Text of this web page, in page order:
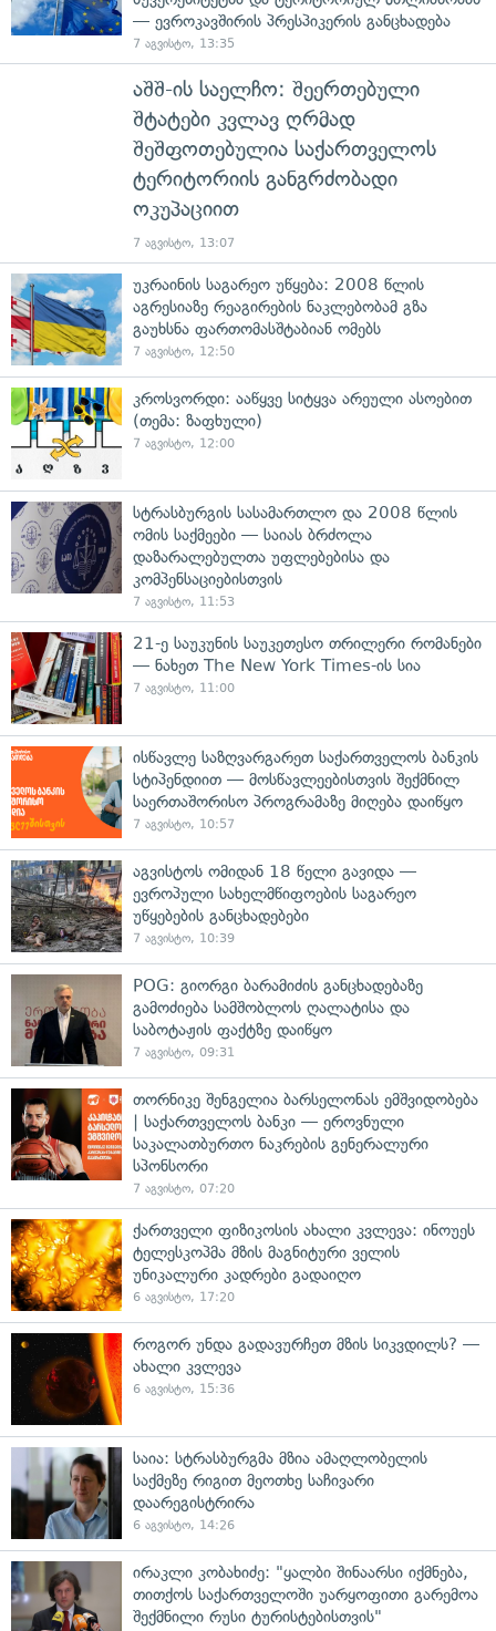
— ევროკავშირის პრესპიკერის განცხადება
7 აგვისტო, 13:35
აშშ-ის საელჩო: შეერთებული
შტატები კვლავ ღრმად
შეშფოთებულია საქართველოს
ტერიტორიის განგრძობადი
ოკუპაციით
7 აგვისტო, 13:07
უკრაინის საგარეო უწყება: 2008 წლის
აგრესიაზე რეაგირების ნაკლებობამ გზა
გაუხსნა ფართომასშტაბიან ომებს
7 აგვისტო, 12:50
კროსვორდი: ააწყვე სიტყვა არეული ასოებით
(თემა: ზაფხული)
7 აგვისტო, 12:00
სტრასბურგის სასამართლო და 2008 წლის
ომის საქმეები — საიას ბრძოლა
დაზარალებულთა უფლებებისა და
კომპენსაციებისთვის
7 აგვისტო, 11:53
21-ე საუკუნის საუკეთესო თრილერი რომანები
— ნახეთ The New York Times-ის სია
7 აგვისტო, 11:00
ისწავლე საზღვარგარეთ საქართველოს ბანკის
სტიპენდიით — მოსწავლეებისთვის შექმნილ
საერთაშორისო პროგრამაზე მიღება დაიწყო
7 აგვისტო, 10:57
აგვისტოს ომიდან 18 წელი გავიდა —
ევროპული სახელმწიფოების საგარეო
უწყებების განცხადებები
7 აგვისტო, 10:39
POG: გიორგი ბარამიძის განცხადებაზე
გამოძიება სამშობლოს ღალატისა და
საბოტაჟის ფაქტზე დაიწყო
7 აგვისტო, 09:31
თორნიკე შენგელია ბარსელონას ემშვიდობება
| საქართველოს ბანკი — ეროვნული
საკალათბურთო ნაკრების გენერალური
სპონსორი
7 აგვისტო, 07:20
ქართველი ფიზიკოსის ახალი კვლევა: ინოუეს
ტელესკოპმა მზის მაგნიტური ველის
უნიკალური კადრები გადაიღო
6 აგვისტო, 17:20
როგორ უნდა გადავურჩეთ მზის სიკვდილს? —
ახალი კვლევა
6 აგვისტო, 15:36
საია: სტრასბურგმა მზია ამაღლობელის
საქმეზე რიგით მეოთხე საჩივარი
დაარეგისტრირა
6 აგვისტო, 14:26
ირაკლი კობახიძე: "ყალბი შინაარსი იქმნება,
თითქოს საქართველოში უარყოფითი გარემოა
შექმნილი რუსი ტურისტებისთვის"